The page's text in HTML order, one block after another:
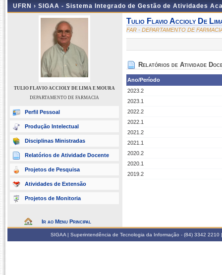
UFRN › SIGAA - Sistema Integrado de Gestão de Atividades
TULIO FLAVIO ACCIOLY DE LIMA E MOURA
DEPARTAMENTO DE FARMACIA
Perfil Pessoal
Produção Intelectual
Disciplinas Ministradas
Relatórios de Atividade Docente
Projetos de Pesquisa
Atividades de Extensão
Projetos de Monitoria
Ir ao Menu Principal
Tulio Flavio Accioly De
FAR - DEPARTAMENTO DE
Relatórios de Atividade
Ano/Período
2023.2
2023.1
2022.2
2022.1
2021.2
2021.1
2020.2
2020.1
2019.2
SIGAA | Superintendência de Tecnologia da Informação - (84) 3342